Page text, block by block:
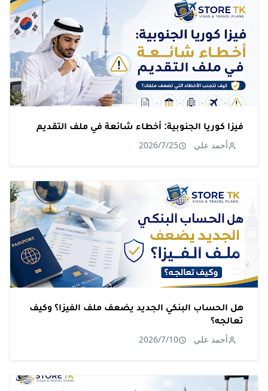
فيزا كوريا الجنوبية: أخطاء شائعة في ملف التقديم
أحمد علي 2026/7/25
هل الحساب البنكي الجديد يضعف ملف الفيزا؟ وكيف
تعالجه؟
أحمد علي 2026/7/10